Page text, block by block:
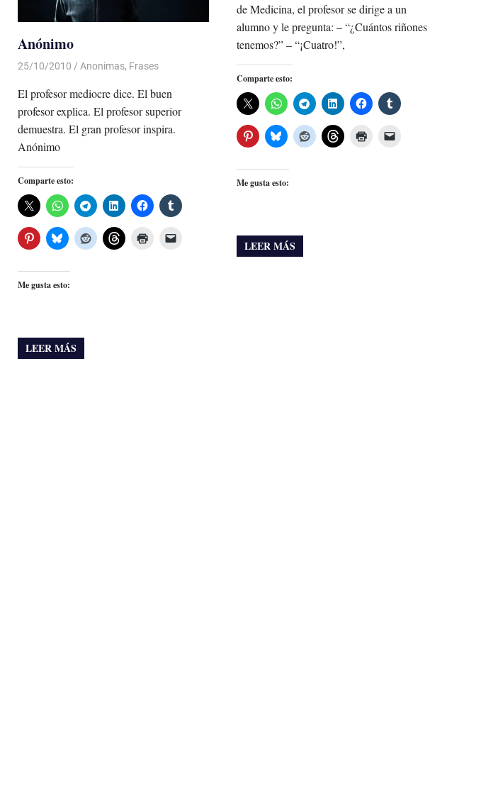
Anónimo
25/10/2010 Luis Castellanos
Anonimas, Frases
El profesor mediocre dice. El buen
profesor explica. El profesor superior
demuestra. El gran profesor inspira.
Anónimo
Comparte esto:
Me gusta esto:
LEER MÁS
de Medicina, el profesor se dirige a un
alumno y le pregunta: – “¿Cuántos riñones
tenemos?” – “¡Cuatro!”,
Comparte esto:
Me gusta esto:
LEER MÁS